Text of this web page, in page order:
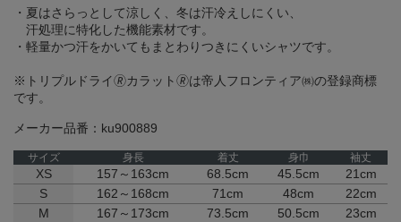
・夏はさらっとして涼しく、冬は汗冷えしにくい、
汗処理に特化した機能素材です。
・軽量かつ汗をかいてもまとわりつきにくいシャツです。
※トリプルドライ🄬カラット🄬は帝人フロンティア㈱の登録商標
です。
メーカー品番：ku900889
サイズ 身長 着丈 身巾 袖丈
XS 157～163cm 68.5cm 45.5cm
21cm
S
162～168cm 71cm 48cm
22cm
M
167～173cm 73.5cm 50.5cm
23cm